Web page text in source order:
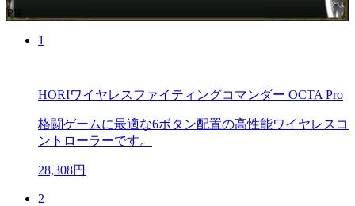
PR
1
HORIワイヤレスファイティングコマンダー OCTA Pro
格闘ゲームに最適な6ボタン配置の高性能ワイヤレスコ
ントローラーです。
28,308円
2